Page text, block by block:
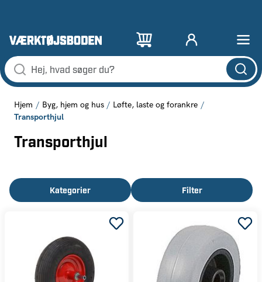
Hjem Byg, hjem og hus Løfte, laste og forankre
Transporthjul
Transporthjul
Kategorier Filter